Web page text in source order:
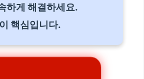
하게 해결하세요.
핵심입니다.